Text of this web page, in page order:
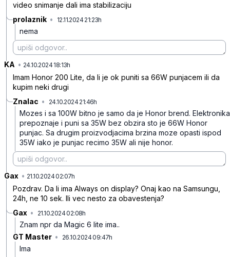
video snimanje dali ima stabilizaciju
prolaznik • 12.11.2024 21:23h
nema
KA • 24.10.2024 18:13h
Imam Honor 200 Lite, da li je ok puniti sa 66W punjacem ili da
kupim neki drugi
Znalac • 24.10.2024 21:46h
Mozes i sa 100W bitno je samo da je Honor brend. Elektronika
prepoznaje i puni sa 35W bez obzira sto je 66W Honor
punjac. Sa drugim proizvodjacima brzina moze opasti ispod
35W iako je punjac recimo 35W ali nije honor.
Gax • 21.10.2024 02:07h
Pozdrav. Da li ima Always on display? Onaj kao na Samsungu,
24h, ne 10 sek. Ili vec nesto za obavestenja?
Gax • 21.10.2024 02:08h
Znam npr da Magic 6 lite ima..
GT Master • 26.10.2024 09:47h
Ima